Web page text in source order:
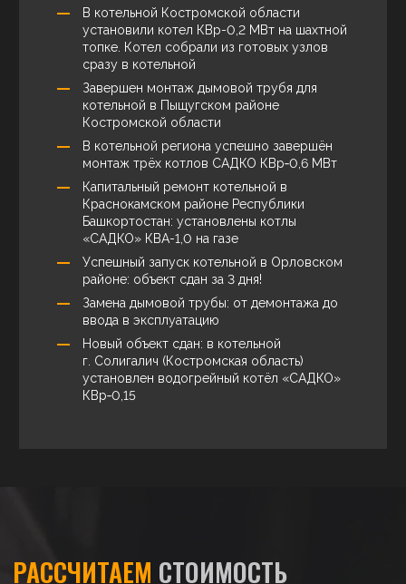
В котельной Костромской области
установили котел КВр-0,2 МВт на шахтной
топке. Котел собрали из готовых узлов
сразу в котельной
Завершен монтаж дымовой трубя для
котельной в Пыщугском районе
Костромской области
В котельной региона успешно завершён
монтаж трёх котлов САДКО КВр‑0,6 МВт
Капитальный ремонт котельной в
Краснокамском районе Республики
Башкортостан: установлены котлы
«САДКО» КВА-1,0 на газе
Успешный запуск котельной в Орловском
районе: объект сдан за 3 дня!
Замена дымовой трубы: от демонтажа до
ввода в эксплуатацию
Новый объект сдан: в котельной
г. Солигалич (Костромская область)
установлен водогрейный котёл «САДКО»
КВр‑0,15
РАССЧИТАЕМ СТОИМОСТЬ